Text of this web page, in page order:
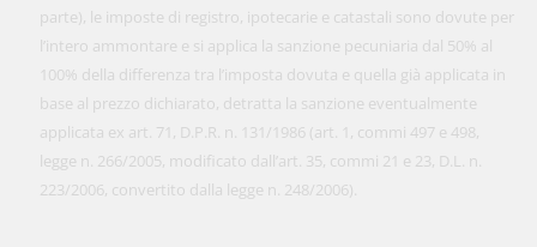
parte), le imposte di registro, ipotecarie e catastali sono dovute per
l’intero ammontare e si applica la sanzione pecuniaria dal 50% al
100% della differenza tra l’imposta dovuta e quella già applicata in
base al prezzo dichiarato, detratta la sanzione eventualmente
applicata ex art. 71, D.P.R. n. 131/1986 (art. 1, commi 497 e 498,
legge n. 266/2005, modificato dall’art. 35, commi 21 e 23, D.L. n.
223/2006, convertito dalla legge n. 248/2006).